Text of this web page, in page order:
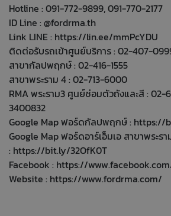
Hotline : 091-772-9899, 091-770-2177
ID Line : @fordrma.th
Link LINE : https://lin.ee/mmPcYDU
ติดต่อรับรถเข้าศูนย์บริการ : 02-407-
สาขากัลปพฤกษ์ : 02-416-1555
สาขาพระราม 4 : 02-713-6000
RMA พระราม3 ศูนย์ซ่อมตัวถังและสี :
3400832
Google Map ฟอร์ดกัลปพฤกษ์ : https://
Google Map ฟอร์ดอาร์เอ็มเอ สาขาพระร
: https://bit.ly/32OfK0T
Facebook : https://
Website : https://www.fordrma.com/